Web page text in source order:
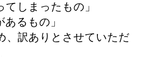
てしまったもの」
あるもの」
、訳ありとさせていただ